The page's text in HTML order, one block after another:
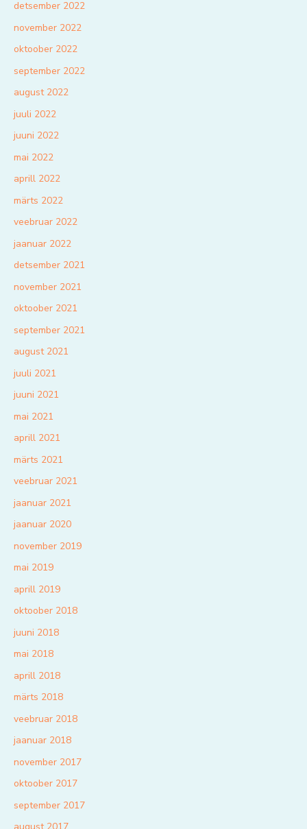
detsember 2022
november 2022
oktoober 2022
september 2022
august 2022
juuli 2022
juuni 2022
mai 2022
aprill 2022
märts 2022
veebruar 2022
jaanuar 2022
detsember 2021
november 2021
oktoober 2021
september 2021
august 2021
juuli 2021
juuni 2021
mai 2021
aprill 2021
märts 2021
veebruar 2021
jaanuar 2021
jaanuar 2020
november 2019
mai 2019
aprill 2019
oktoober 2018
juuni 2018
mai 2018
aprill 2018
märts 2018
veebruar 2018
jaanuar 2018
november 2017
oktoober 2017
september 2017